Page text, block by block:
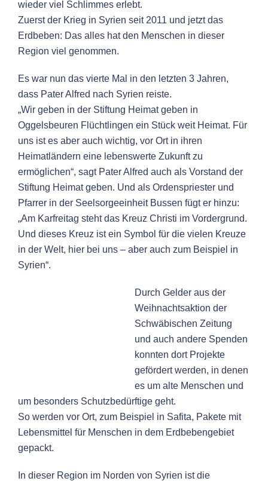
wieder viel Schlimmes erlebt.
Zuerst der Krieg in Syrien seit 2011 und jetzt das
Erdbeben: Das alles hat den Menschen in dieser
Region viel genommen.
Es war nun das vierte Mal in den letzten 3 Jahren,
dass Pater Alfred nach Syrien reiste.
„Wir geben in der Stiftung Heimat geben in
Oggelsbeuren Flüchtlingen ein Stück weit Heimat. Für
uns ist es aber auch wichtig, vor Ort in ihren
Heimatländern eine lebenswerte Zukunft zu
ermöglichen“, sagt Pater Alfred auch als Vorstand der
Stiftung Heimat geben. Und als Ordenspriester und
Pfarrer in der Seelsorgeeinheit Bussen fügt er hinzu:
„Am Karfreitag steht das Kreuz Christi im Vordergrund.
Und dieses Kreuz ist ein Symbol für die vielen Kreuze
in der Welt, hier bei uns – aber auch zum Beispiel in
Syrien“.
Durch Gelder aus der
Weihnachtsaktion der
Schwäbischen Zeitung
und auch andere Spenden
konnten dort Projekte
gefördert werden, in denen
es um alte Menschen und
um besonders Schutzbedürftige geht.
So werden vor Ort, zum Beispiel in Safita, Pakete mit
Lebensmittel für Menschen in dem Erdbebengebiet
gepackt.
In dieser Region im Norden von Syrien ist die